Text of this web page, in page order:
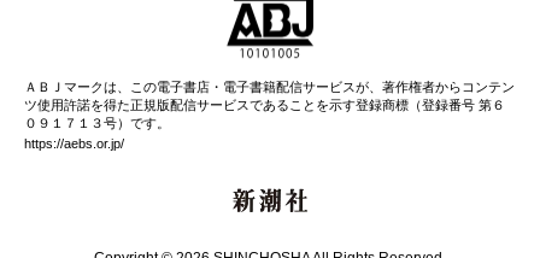
ＡＢＪマークは、この電子書店・電子書籍配信サービスが、著作権者からコンテン
ツ使用許諾を得た正規版配信サービスであることを示す登録商標（登録番号 第６
０９１７１３号）です。
https://aebs.or.jp/